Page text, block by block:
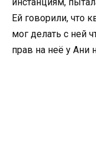
инстанциям,
Ей говорили, что
мог делать с ней
прав на неё у Ани